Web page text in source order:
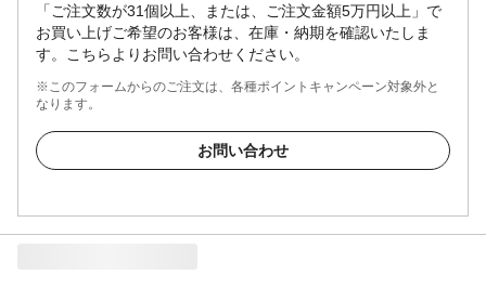
「ご注文数が31個以上、または、ご注文金額5万円以上」で
お買い上げご希望のお客様は、在庫・納期を確認いたしま
す。こちらよりお問い合わせください。
※このフォームからのご注文は、各種ポイントキャンペーン対象外と
なります。
お問い合わせ